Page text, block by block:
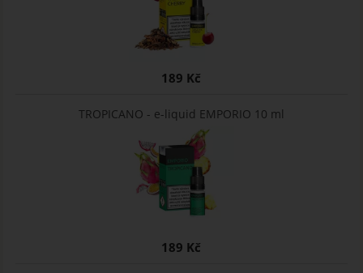
189 Kč
TROPICANO - e-liquid EMPORIO 10 ml
189 Kč